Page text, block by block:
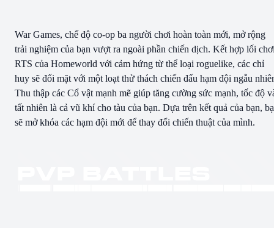
War Games, chế độ co-op ba người chơi hoàn toàn mới, mở rộng
trải nghiệm của bạn vượt ra ngoài phần chiến dịch. Kết hợp lối
RTS của Homeworld với cảm hứng từ thể loại roguelike, các chỉ
huy sẽ đối mặt với một loạt thử thách chiến đấu hạm đội ngẫu
Thu thập các Cổ vật mạnh mẽ giúp tăng cường sức mạnh, tốc độ
tất nhiên là cả vũ khí cho tàu của bạn. Dựa trên kết quả của bạn,
sẽ mở khóa các hạm đội mới để thay đổi chiến thuật của mình.